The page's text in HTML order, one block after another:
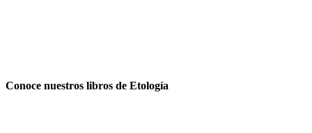
Conoce nuestros libros de Etología